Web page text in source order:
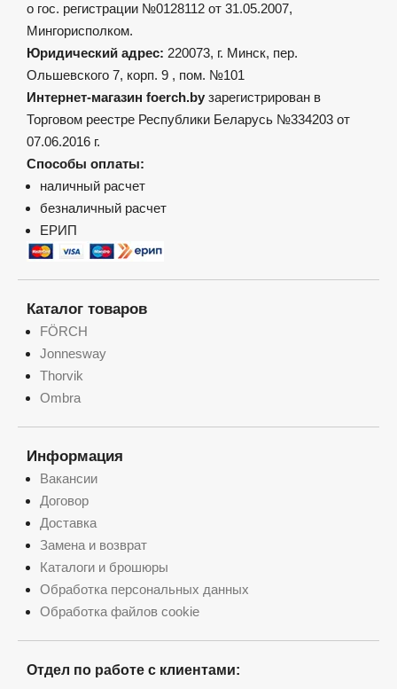
о гос. регистрации №0128112 от 31.05.2007,
Мингорисполком.
Юридический адрес: 220073, г. Минск, пер.
Ольшевского 7, корп. 9 , пом. №101
Интернет-магазин foerch.by зарегистрирован в
Торговом реестре Республики Беларусь №334203 от
07.06.2016 г.
Способы оплаты:
наличный расчет
безналичный расчет
ЕРИП
Каталог товаров
FÖRCH
Jonnesway
Thorvik
Ombra
Информация
Вакансии
Договор
Доставка
Замена и возврат
Каталоги и брошюры
Обработка персональных данных
Обработка файлов cookie
Отдел по работе с клиентами: